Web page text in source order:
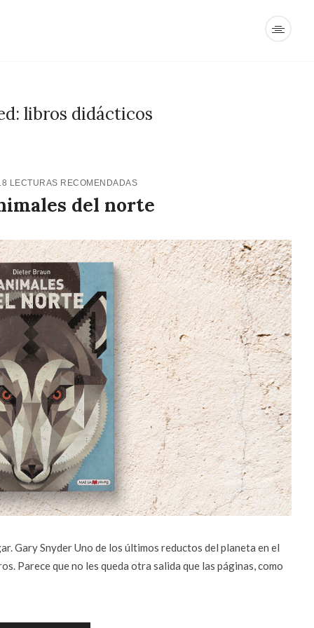
libros didácticos
LECTURAS RECOMENDADAS
del norte
Gary Snyder Uno de los últimos reductos del planeta en el
Parece que no les queda otra salida que las páginas, como